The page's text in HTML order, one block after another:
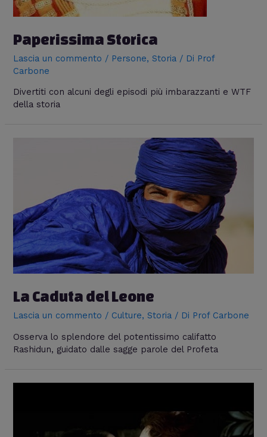
Paperissima Storica
Lascia un commento / Persone,Storia / Di Prof
Carbone
Divertiti con alcuni degli episodi più imbarazzanti e WTF
della storia
La Caduta del Leone
Lascia un commento / Culture,Storia / Di Prof Carbone
Osserva lo splendore del potentissimo califatto
Rashidun, guidato dalle sagge parole del Profeta